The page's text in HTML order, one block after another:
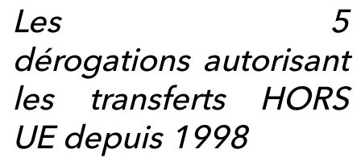
Les 5
dérogations autorisant
les transferts HORS
UE depuis 1998